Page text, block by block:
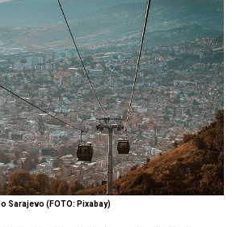
Sarajevo (FOTO: Pixabay)